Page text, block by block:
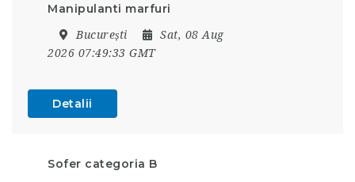
Manipulanti marfuri
București
Sat, 08 Aug
2026 07:49:33 GMT
Detalii
Sofer categoria B